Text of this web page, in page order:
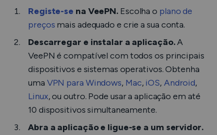
Registe-se na VeePN. Escolha o plano de
preços mais adequado e crie a sua conta.
Descarregar e instalar a aplicação.A
VeePN é compatível com todos os principais
dispositivos e sistemas operativos. Obtenha
uma VPN para Windows, Mac, iOS, Android,
Linux, ou outro. Pode usar a aplicação em até
10 dispositivos simultaneamente.
Abra a aplicação e ligue-se a um servidor.